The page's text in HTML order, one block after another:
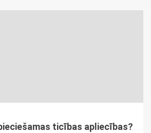
ticības apliecības?